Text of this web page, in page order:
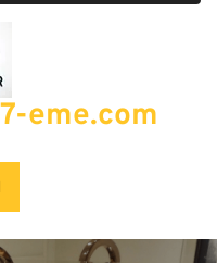
eme.com